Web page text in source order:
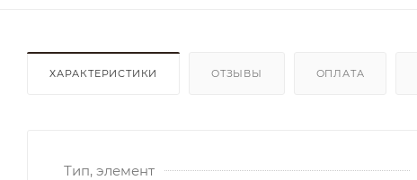
ХАРАКТЕРИСТИКИ ОТЗЫВЫ ОПЛАТА
Тип, элемент